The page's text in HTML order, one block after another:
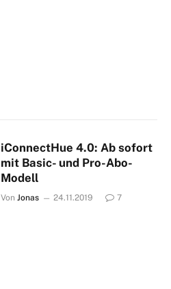
iConnectHue 4.0: Ab sofort
mit Basic- und Pro-Abo-
Modell
Von Jonas 24.11.2019 7